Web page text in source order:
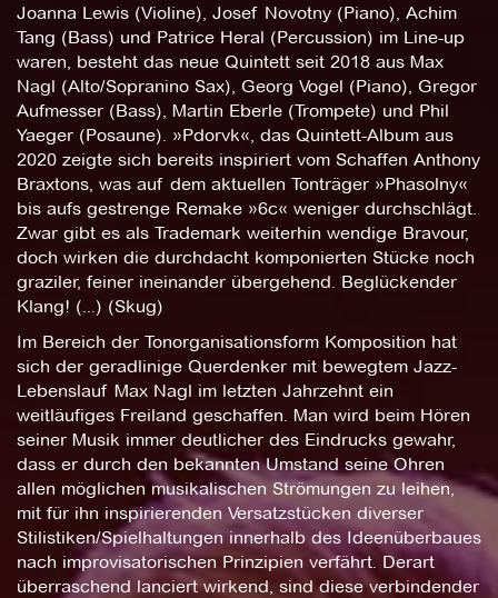
Joanna Lewis (Violine), Josef Novotny (Piano), Achim
Tang (Bass) und Patrice Heral (Percussion) im Line-up
waren, besteht das neue Quintett seit 2018 aus Max
Nagl (Alto/Sopranino Sax), Georg Vogel (Piano), Gregor
Aufmesser (Bass), Martin Eberle (Trompete) und Phil
Yaeger (Posaune). »Pdorvk«, das Quintett-Album aus
2020 zeigte sich bereits inspiriert vom Schaffen Anthony
Braxtons, was auf dem aktuellen Tonträger »Phasolny«
bis aufs gestrenge Remake »6c« weniger durchschlägt.
Zwar gibt es als Trademark weiterhin wendige Bravour,
doch wirken die durchdacht komponierten Stücke noch
graziler, feiner ineinander übergehend. Beglückender
Klang! (...) (Skug)
Im Bereich der Tonorganisationsform Komposition hat
sich der geradlinige Querdenker mit bewegtem Jazz-
Lebenslauf Max Nagl im letzten Jahrzehnt ein
weitläufiges Freiland geschaffen. Man wird beim Hören
seiner Musik immer deutlicher des Eindrucks gewahr,
dass er durch den bekannten Umstand seine Ohren
allen möglichen musikalischen Strömungen zu leihen,
mit für ihn inspirierenden Versatzstücken diverser
Stilistiken/Spielhaltungen innerhalb des Ideenüberbaues
nach improvisatorischen Prinzipien verfährt. Derart
überraschend lanciert wirkend, sind diese verbindender